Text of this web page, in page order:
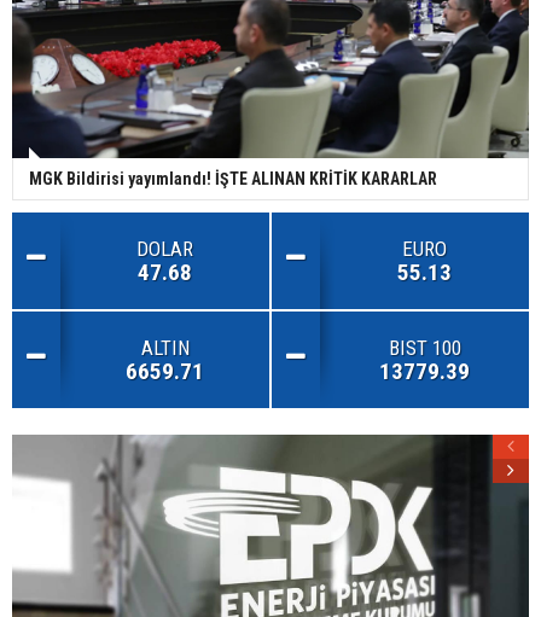
MGK Bildirisi yayımlandı! İŞTE ALINAN KRİTİK KARARLAR
DOLAR
47.68
EURO
55.13
ALTIN
6659.71
BIST 100
13779.39